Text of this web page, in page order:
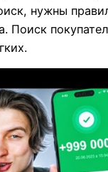
нужны
Поиск